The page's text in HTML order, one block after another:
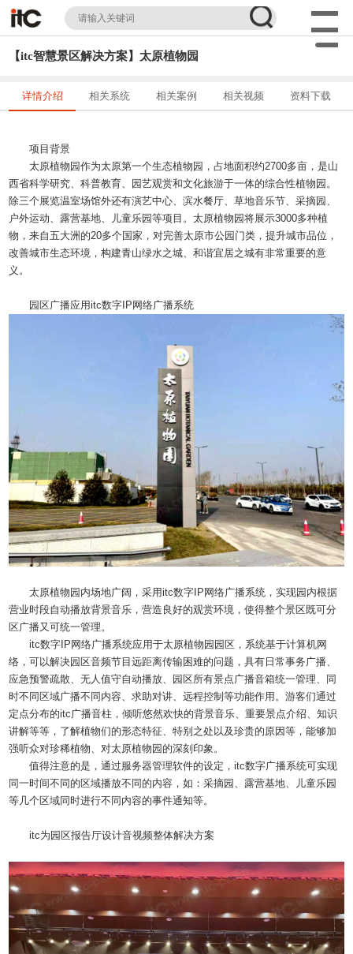
【itc智慧景区解决方案】太原植物园
详情介绍 相关系统 相关案例 相关视频 资料下载
项目背景
太原植物园作为太原第一个生态植物园，占地面积约2700多亩，是山
西省科学研究、科普教育、园艺观赏和文化旅游于一体的综合性植物园。
除三个展览温室场馆外还有演艺中心、滨水餐厅、草地音乐节、采摘园、
户外运动、露营基地、儿童乐园等项目。太原植物园将展示3000多种植
物，来自五大洲的20多个国家，对完善太原市公园门类，提升城市品位，
改善城市生态环境，构建青山绿水之城、和谐宜居之城有非常重要的意
义。
园区广播应用itc数字IP网络广播系统
太原植物园内场地广阔，采用itc数字IP网络广播系统，实现园内根据
营业时段自动播放背景音乐，营造良好的观赏环境，使得整个景区既可分
区广播又可统一管理。
itc数字IP网络广播系统应用于太原植物园园区，系统基于计算机网
络，可以解决园区音频节目远距离传输困难的问题，具有日常事务广播、
应急预警疏散、无人值守自动播放、园区所有景点广播音箱统一管理、同
时不同区域广播不同内容、求助对讲、远程控制等功能作用。游客们通过
定点分布的itc广播音柱，倾听悠然欢快的背景音乐、重要景点介绍、知识
讲解等等，了解植物们的形态特征、特别之处以及珍贵的原因等，能够加
强听众对珍稀植物、对太原植物园的深刻印象。
值得注意的是，通过服务器管理软件的设定，itc数字广播系统可实现
同一时间不同的区域播放不同的内容，如：采摘园、露营基地、儿童乐园
等几个区域同时进行不同内容的事件通知等。
itc为园区报告厅设计音视频整体解决方案